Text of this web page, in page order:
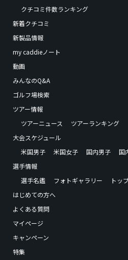
クチコミ件数ランキング
新着クチコミ
新製品情報
my caddieノート
動画
みんなのQ&A
ゴルフ場検索
ツアー情報
ツアーニュース
ツアーランキング
大会スケジュール
米国男子
米国女子 国内男子
国
選手情報
選手名鑑
フォトギャラリー
トッ
はじめての方へ
よくある質問
マイページ
キャンペーン
特集